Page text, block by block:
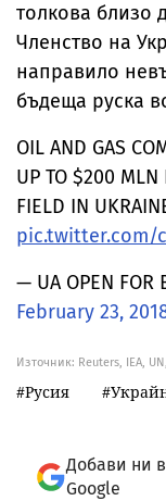
толкова близо
Членство на
направило
бъдеща руска
OIL AND GAS
UP TO $200 MLN
FIELD IN
pic.twitter.com/
— UA OPEN
February 23,
Източник: Reuters, IEA,
Русия
Добави ни
Google